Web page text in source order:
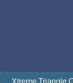
Xtreme Triangle